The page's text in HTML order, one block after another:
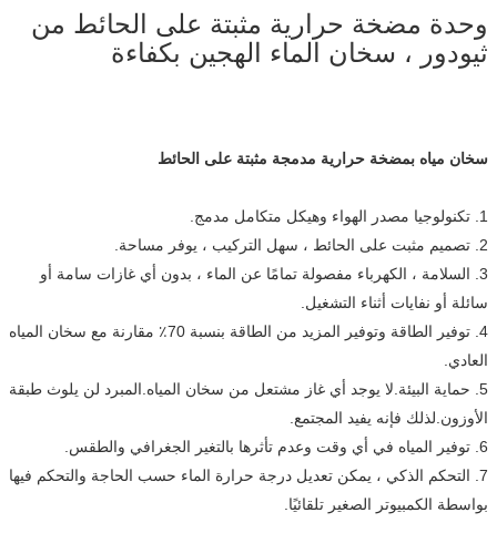
وحدة مضخة حرارية مثبتة على الحائط من
ثيودور ، سخان الماء الهجين بكفاءة
سخان مياه بمضخة حرارية مدمجة مثبتة على الحائط
1. تكنولوجيا مصدر الهواء وهيكل متكامل مدمج.
2. تصميم مثبت على الحائط ، سهل التركيب ، يوفر مساحة.
3. السلامة ، الكهرباء مفصولة تمامًا عن الماء ، بدون أي غازات سامة أو
سائلة أو نفايات أثناء التشغيل.
4. توفير الطاقة وتوفير المزيد من الطاقة بنسبة 70٪ مقارنة مع سخان المياه
العادي.
5. حماية البيئة.لا يوجد أي غاز مشتعل من سخان المياه.المبرد لن يلوث طبقة
الأوزون.لذلك فإنه يفيد المجتمع.
6. توفير المياه في أي وقت وعدم تأثرها بالتغير الجغرافي والطقس.
7. التحكم الذكي ، يمكن تعديل درجة حرارة الماء حسب الحاجة والتحكم فيها
بواسطة الكمبيوتر الصغير تلقائيًا.